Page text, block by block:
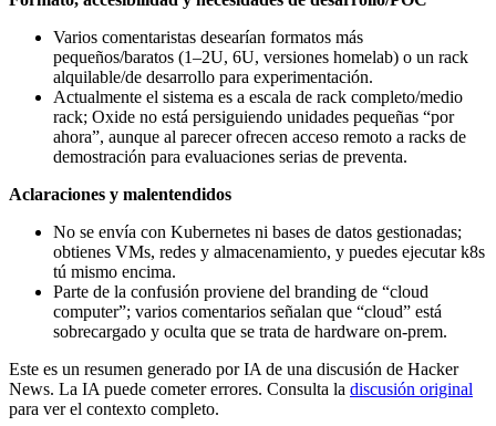
Varios comentaristas desearían formatos más
pequeños/baratos (1–2U, 6U, versiones homelab) o un rack
alquilable/de desarrollo para experimentación.
Actualmente el sistema es a escala de rack completo/medio
rack; Oxide no está persiguiendo unidades pequeñas “por
ahora”, aunque al parecer ofrecen acceso remoto a racks de
demostración para evaluaciones serias de preventa.
Aclaraciones y malentendidos
No se envía con Kubernetes ni bases de datos gestionadas;
obtienes VMs, redes y almacenamiento, y puedes ejecutar k8s
tú mismo encima.
Parte de la confusión proviene del branding de “cloud
computer”; varios comentarios señalan que “cloud” está
sobrecargado y oculta que se trata de hardware on‑prem.
Este es un resumen generado por IA de una discusión de Hacker
News. La IA puede cometer errores. Consulta la discusión original
para ver el contexto completo.